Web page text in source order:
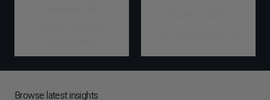
Browse latest insights